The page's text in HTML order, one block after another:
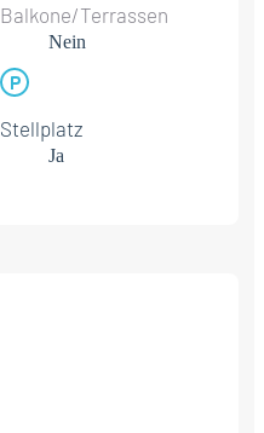
Balkone/Terrassen
Nein
Stellplatz
Ja